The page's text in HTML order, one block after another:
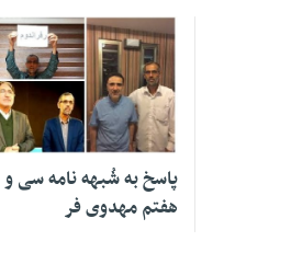
۳۱ اردیبهشت ۱۳۹۸
پاسخ به شُبهه نامه سی و
هفتم مهدوی فر